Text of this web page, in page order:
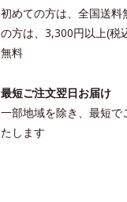
初めての方は、全国送
の方は、3,300円以上(税
無料
最短ご注文翌日お届け
一部地域を除き、最短
たします